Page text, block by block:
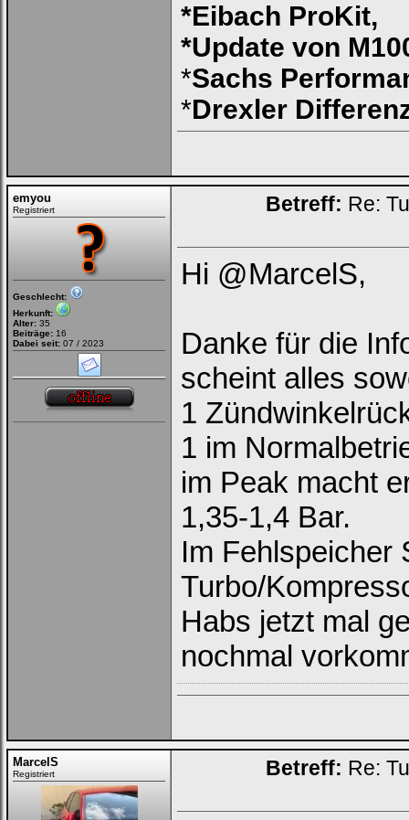
*Eibach ProKit,
*Update von
*Sachs
*Drexler
emyou
Registriert
Geschlecht:
Herkunft:
Alter: 35
Beiträge: 16
Dabei seit: 07 / 2023
Betreff: Re:
Hi @MarcelS,
Danke für die
scheint alles
1
1 im
im Peak macht
1,35-1,4 Bar.
Im Fehlspeicher
Turbo/
Habs jetzt mal
nochmal
MarcelS
Registriert Betreff: Re: